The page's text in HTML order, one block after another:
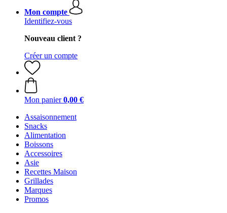
Mon compte
Identifiez-vous
Nouveau client ?
Créer un compte
Mon panier 0,00 €
Assaisonnement
Snacks
Alimentation
Boissons
Accessoires
Asie
Recettes Maison
Grillades
Marques
Promos